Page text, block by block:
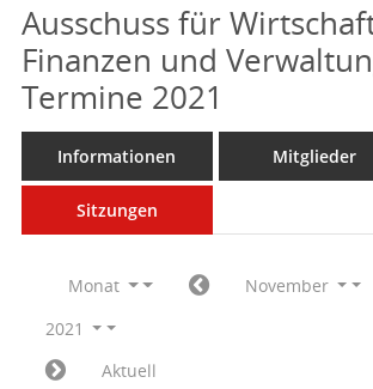
Ausschuss für
Finanzen und
Termine 2021
Informationen Mitglieder
Sitzungen
Monat
November
2021
Aktuell